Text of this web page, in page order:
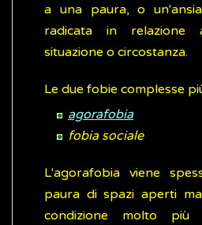
a una paura, o
radicata in relazione
situazione o circostanza.
Le due fobie complesse
agorafobia
fobia sociale
L'agorafobia viene
paura di spazi aperti
condizione molto più